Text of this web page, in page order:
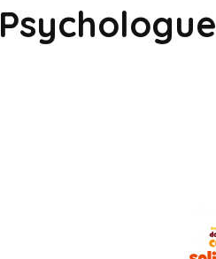
Psychologue